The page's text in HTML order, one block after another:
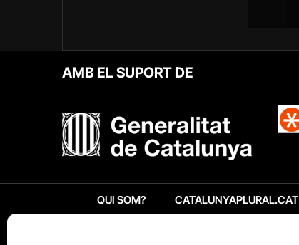
AMB EL SUPORT DE
QUI SOM? CATALUNYAPLURAL.CAT